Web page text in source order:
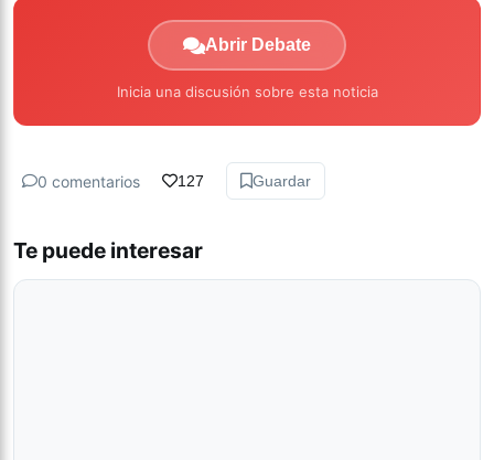
Abrir Debate
Inicia una discusión sobre esta noticia
0 comentarios 127 Guardar
Te puede interesar